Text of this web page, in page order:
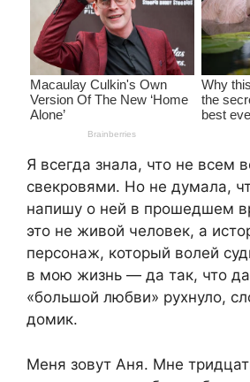
Я всегда знала, что не всем
свекровями. Но не думала,
напишу о ней в прошедшем
это не живой человек, а
персонаж, который волей
в мою жизнь — да так, что
«большой любви» рухнуло,
домик.
Меня зовут Аня. Мне